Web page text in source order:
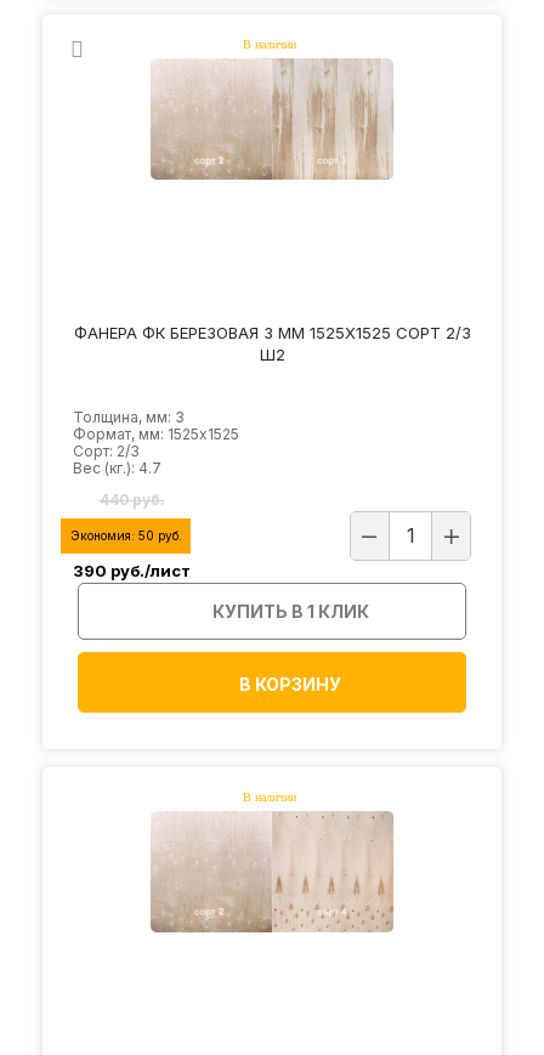
ФАНЕРА ФК БЕРЕЗОВАЯ 3 ММ 1525Х1525 СОРТ 2/3
Ш2
Толщина, мм: 3
Формат, мм: 1525х1525
Сорт: 2/3
Вес (кг.): 4.7
440 руб.
Экономия: 50 руб.
390 руб./лист
КУПИТЬ В 1 КЛИК
В КОРЗИНУ